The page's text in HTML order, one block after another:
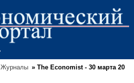
Журналы » The Economist - 30 марта 20